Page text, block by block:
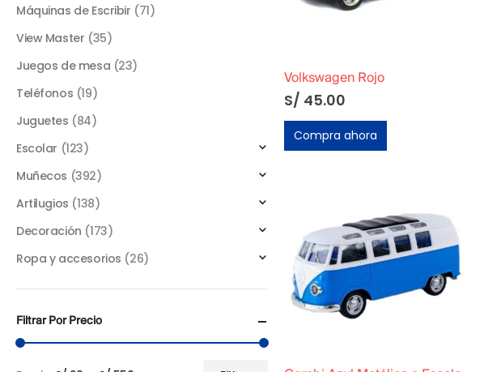
Volkswagen Rojo
S/ 45.00
Compra ahora
Máquinas de Escribir (71)
View Master (35)
Juegos de mesa (23)
Teléfonos (19)
Juguetes (84)
Escolar (123)
Muñecos (392)
Artilugios (138)
Decoración (173)
Ropa y accesorios (26)
Filtrar Por Precio